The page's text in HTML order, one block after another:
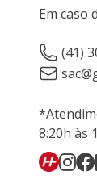
Em caso
(41)
8:20h às